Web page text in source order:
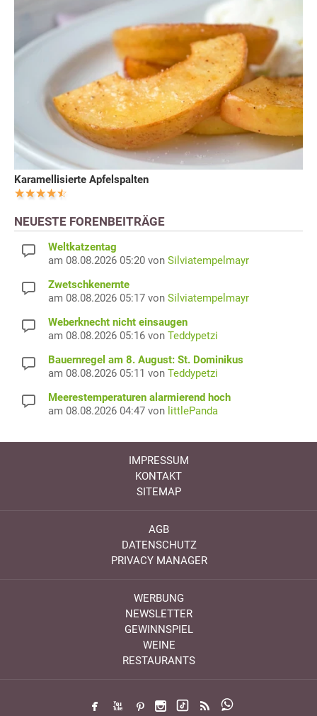
Karamellisierte Apfelspalten
NEUESTE FORENBEITRÄGE
Weltkatzentag
am 08.08.2026 05:20 von Silviatempelmayr
Zwetschkenernte
am 08.08.2026 05:17 von Silviatempelmayr
Weberknecht nicht einsaugen
am 08.08.2026 05:16 von Teddypetzi
Bauernregel am 8. August: St. Dominikus
am 08.08.2026 05:11 von Teddypetzi
Meerestemperaturen alarmierend hoch
am 08.08.2026 04:47 von littlePanda
IMPRESSUM
KONTAKT
SITEMAP
AGB
DATENSCHUTZ
PRIVACY MANAGER
WERBUNG
NEWSLETTER
GEWINNSPIEL
WEINE
RESTAURANTS